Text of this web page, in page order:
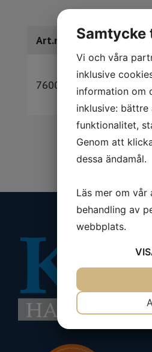
Art.nr Benämning
760001
BactoSense
automatisk
Vi och våra
inklusive
information om
inklusive: bättre
funktionalitet,
Genom att
dessa ändamål.
Läs mer om vår
behandling av
webbplats.